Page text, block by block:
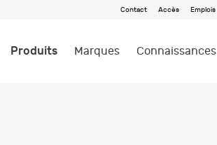
Contact Accès Emplois
Produits Marques Connaissances